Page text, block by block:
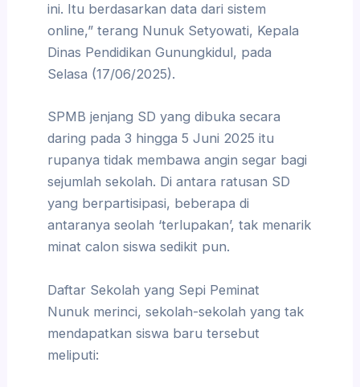
ini. Itu berdasarkan data dari sistem
online,” terang Nunuk Setyowati, Kepala
Dinas Pendidikan Gunungkidul, pada
Selasa (17/06/2025).
SPMB jenjang SD yang dibuka secara
daring pada 3 hingga 5 Juni 2025 itu
rupanya tidak membawa angin segar bagi
sejumlah sekolah. Di antara ratusan SD
yang berpartisipasi, beberapa di
antaranya seolah ‘terlupakan’, tak menarik
minat calon siswa sedikit pun.
Daftar Sekolah yang Sepi Peminat
Nunuk merinci, sekolah-sekolah yang tak
mendapatkan siswa baru tersebut
meliputi: